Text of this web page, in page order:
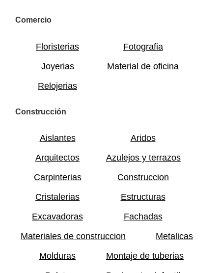
Comercio
Floristerias
Fotografia
Joyerias
Material de oficina
Relojerias
Construcción
Aislantes
Aridos
Arquitectos
Azulejos y terrazos
Carpinterias
Construccion
Cristalerias
Estructuras
Excavadoras
Fachadas
Materiales de construccion
Metalicas
Molduras
Montaje de tuberias